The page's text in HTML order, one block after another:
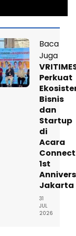
Baca
Juga
Perkuat
Bisnis
dan
Startup
di
Acara
1st
Jakarta
31
JUL
2026